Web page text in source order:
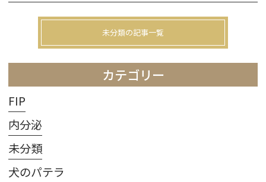
未分類の記事一覧
カテゴリー
FIP
内分泌
未分類
犬のパテラ